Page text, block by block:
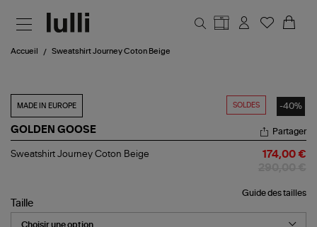
Accueil Sweatshirt Journey Coton Beige
SOLDES -40%
MADE IN EUROPE
GOLDEN GOOSE
Sweatshirt
Partager
Sweatshirt Journey Coton Beige 174,00 €
Guide des tailles
Taille